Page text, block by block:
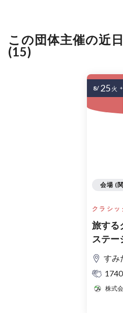
この団体主催の近
(15)
クラシッ
旅する
ステー
すみ
株式
会場 (
8/ 25 火